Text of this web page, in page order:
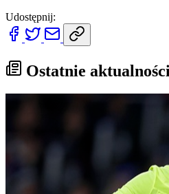
Udostępnij:
Ostatnie aktualności